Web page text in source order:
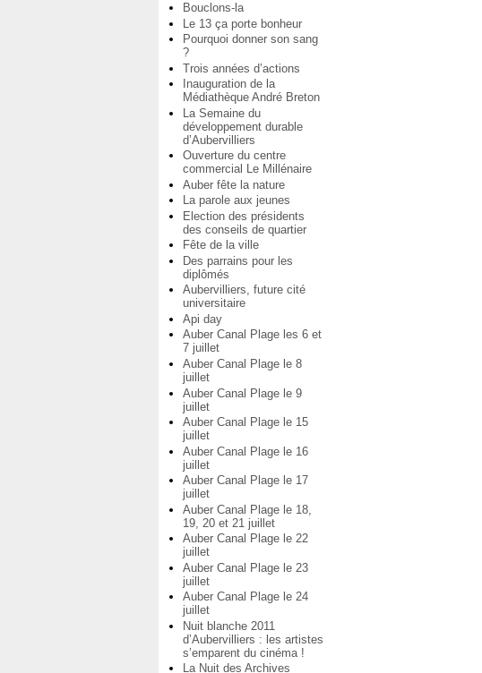
Bouclons-la
Le 13 ça porte bonheur
Pourquoi donner son sang
?
Trois années d’actions
Inauguration de la
Médiathèque André Breton
La Semaine du
développement durable
d’Aubervilliers
Ouverture du centre
commercial Le Millénaire
Auber fête la nature
La parole aux jeunes
Election des présidents
des conseils de quartier
Fête de la ville
Des parrains pour les
diplômés
Aubervilliers, future cité
universitaire
Api day
Auber Canal Plage les 6 et
7 juillet
Auber Canal Plage le 8
juillet
Auber Canal Plage le 9
juillet
Auber Canal Plage le 15
juillet
Auber Canal Plage le 16
juillet
Auber Canal Plage le 17
juillet
Auber Canal Plage le 18,
19, 20 et 21 juillet
Auber Canal Plage le 22
juillet
Auber Canal Plage le 23
juillet
Auber Canal Plage le 24
juillet
Nuit blanche 2011
d’Aubervilliers : les artistes
s’emparent du cinéma !
La Nuit des Archives